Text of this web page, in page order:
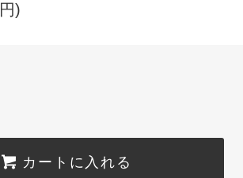
)
カートに入れる